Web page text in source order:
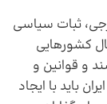
ثبات سیاسی
کشورهایی
و قوانین و
باید با ایجاد